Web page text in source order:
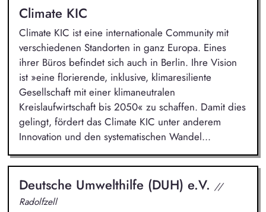
Climate KIC
Climate KIC ist eine internationale Community mit
verschiedenen Standorten in ganz Europa. Eines
ihrer Büros befindet sich auch in Berlin. Ihre Vision
ist »eine florierende, inklusive, klimaresiliente
Gesellschaft mit einer klimaneutralen
Kreislaufwirtschaft bis 2050« zu schaffen. Damit dies
gelingt, fördert das Climate KIC unter anderem
Innovation und den systematischen Wandel...
Deutsche Umwelthilfe (DUH) e.V. //
Radolfzell